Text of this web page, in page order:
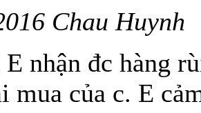
Chau Huynh
nhận đc hàng
mua của c. E